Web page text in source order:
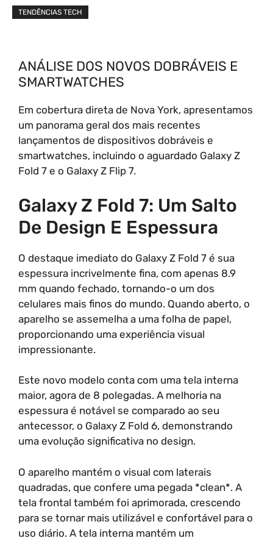
TENDÊNCIAS TECH
ANÁLISE DOS NOVOS DOBRÁVEIS E
SMARTWATCHES
Em cobertura direta de Nova York, apresentamos
um panorama geral dos mais recentes
lançamentos de dispositivos dobráveis e
smartwatches, incluindo o aguardado Galaxy Z
Fold 7 e o Galaxy Z Flip 7.
Galaxy Z Fold 7: Um Salto
De Design E Espessura
O destaque imediato do Galaxy Z Fold 7 é sua
espessura incrivelmente fina, com apenas 8.9
mm quando fechado, tornando-o um dos
celulares mais finos do mundo. Quando aberto, o
aparelho se assemelha a uma folha de papel,
proporcionando uma experiência visual
impressionante.
Este novo modelo conta com uma tela interna
maior, agora de 8 polegadas. A melhoria na
espessura é notável se comparado ao seu
antecessor, o Galaxy Z Fold 6, demonstrando
uma evolução significativa no design.
O aparelho mantém o visual com laterais
quadradas, que confere uma pegada *clean*. A
tela frontal também foi aprimorada, crescendo
para se tornar mais utilizável e confortável para o
uso diário. A tela interna mantém um